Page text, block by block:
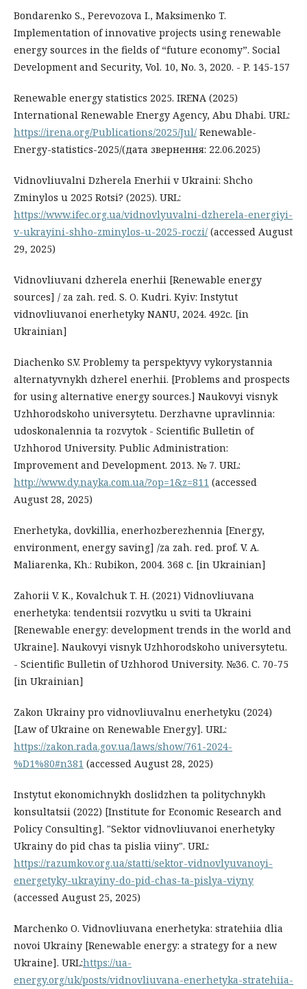
Bondarenko S., Perevozova I., Maksimenko T.
Implementation of innovative projects using renewable
energy sources in the fields of “future economy”. Social
Development and Security, Vol. 10, No. 3, 2020. - P. 145-157
Renewable energy statistics 2025. IRENA (2025)
International Renewable Energy Agency, Abu Dhabi. URL:
https://irena.org/Publications/2025/Jul/ Renewable-
Energy-statistics-2025/(дата звернення: 22.06.2025)
Vidnovliuvalni Dzherela Enerhii v Ukraini: Shcho
Zminylos u 2025 Rotsi? (2025). URL:
https://www.ifec.org.ua/vidnovlyuvalni-dzherela-energiyi-
v-ukrayini-shho-zminylos-u-2025-roczi/ (accessed August
29, 2025)
Vidnovliuvani dzherela enerhii [Renewable energy
sources] / za zah. red. S. O. Kudri. Kyiv: Instytut
vidnovliuvanoi enerhetyky NANU, 2024. 492с. [in
Ukrainian]
Diachenko S.V. Problemy ta perspektyvy vykorystannia
alternatyvnykh dzherel enerhii. [Problems and prospects
for using alternative energy sources.] Naukovyi visnyk
Uzhhorodskoho universytetu. Derzhavne upravlinnia:
udoskonalennia ta rozvytok - Scientific Bulletin of
Uzhhorod University. Public Administration:
Improvement and Development. 2013. № 7. URL:
http://www.dy.nayka.com.ua/?op=1&z=811 (accessed
August 28, 2025)
Enerhetyka, dovkillia, enerhozberezhennia [Energy,
environment, energy saving] /za zah. red. prof. V. A.
Maliarenka, Kh.: Rubikon, 2004. 368 с. [in Ukrainian]
Zahorii V. K., Kovalchuk T. H. (2021) Vidnovliuvana
enerhetyka: tendentsii rozvytku u sviti ta Ukraini
[Renewable energy: development trends in the world and
Ukraine]. Naukovyi visnyk Uzhhorodskoho universytetu.
- Scientific Bulletin of Uzhhorod University. №36. С. 70-75
[in Ukrainian]
Zakon Ukrainy pro vidnovliuvalnu enerhetyku (2024)
[Law of Ukraine on Renewable Energy]. URL:
https://zakon.rada.gov.ua/laws/show/761-2024-
%D1%80#n381 (accessed August 28, 2025)
Instytut ekonomichnykh doslidzhen ta politychnykh
konsultatsii (2022) [Institute for Economic Research and
Policy Consulting]. "Sektor vidnovliuvanoi enerhetyky
Ukrainy do pid chas ta pislia viiny". URL:
https://razumkov.org.ua/statti/sektor-vidnovlyuvanoyi-
energetyky-ukrayiny-do-pid-chas-ta-pislya-viyny
(accessed August 25, 2025)
Marchenko O. Vidnovliuvana enerhetyka: stratehiia dlia
novoi Ukrainy [Renewable energy: a strategy for a new
Ukraine]. URL:https://ua-
energy.org/uk/posts/vidnovliuvana-enerhetyka-stratehiia-